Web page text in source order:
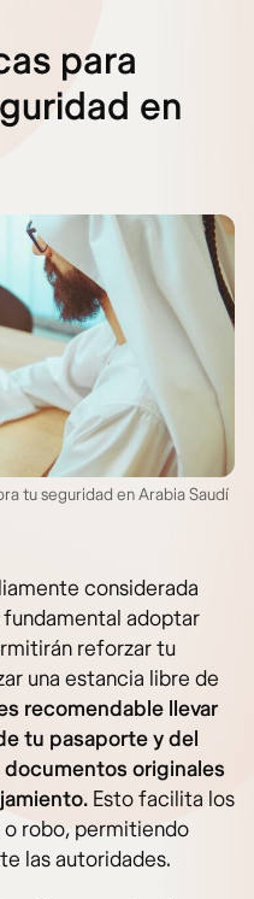
para
en
tu seguridad en Arabia Saudí
considerada
adoptar
reforzar tu
una estancia libre de
recomendable llevar
tu pasaporte y del
originales
Esto facilita los
robo, permitiendo
las autoridades.